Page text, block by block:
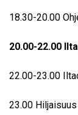
18.30-20.00
20.00-22.00
22.00-23.00
23.00